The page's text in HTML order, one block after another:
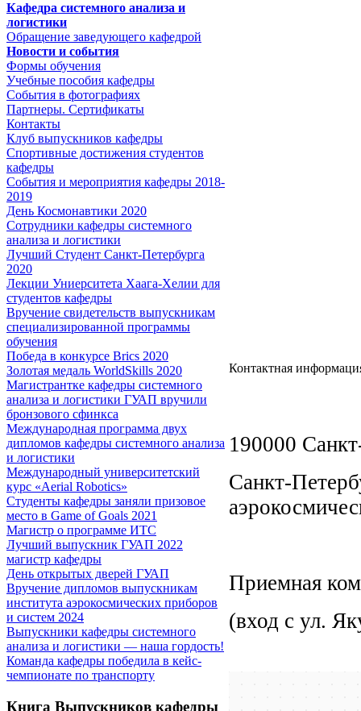
Кафедра системного анализа и
логистики
Обращение заведующего кафедрой
Новости и события
Формы обучения
Учебные пособия кафедры
События в фотографиях
Партнеры. Сертификаты
Контакты
Клуб выпускников кафедры
Спортивные достижения студентов
кафедры
События и мероприятия кафедры 2018-
2019
День Космонавтики 2020
Сотрудники кафедры системного
анализа и логистики
Лучший Студент Санкт-Петербурга
2020
Лекции Униерситета Хаага-Хелии для
студентов кафедры
Вручение свидетельств выпускникам
специализированной программы
обучения
Победа в конкурсе Brics 2020
Золотая медаль WorldSkills 2020
Магистрантке кафедры системного
анализа и логистики ГУАП вручили
бронзового сфинкса
Международная программа двух
дипломов кафедры системного анализа
и логистики
Международный университетский
курс «Aerial Robotics»
Студенты кафедры заняли призовое
место в Game of Goals 2021
Магистр о программе ИТС
Лучший выпускник ГУАП 2022
магистр кафедры
День открытых дверей ГУАП
Вручение дипломов выпускникам
института аэрокосмических приборов
и систем 2024
Выпускники кафедры системного
анализа и логистики — наша гордость!
Команда кафедры победила в кейс-
чемпионате по транспорту
Книга Выпускников кафедры
Контактная
190000
Санкт-
Приемная
(вход с ул.